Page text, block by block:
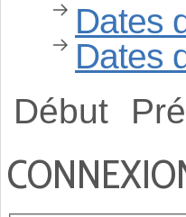
Dates
Dates
Début